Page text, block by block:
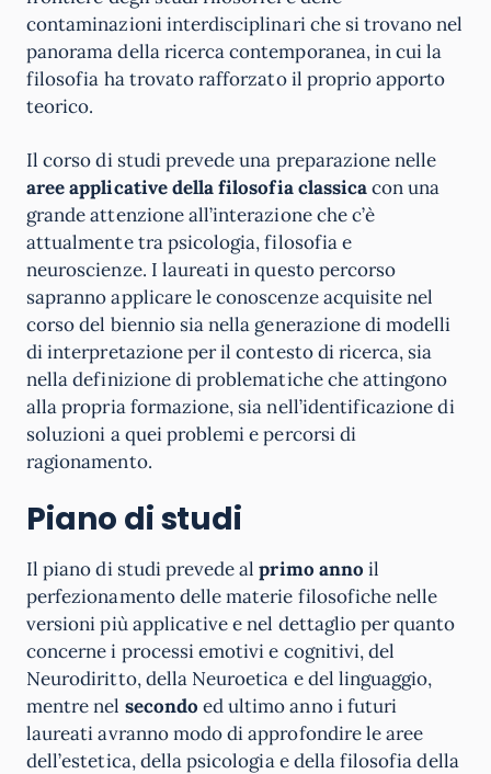
contaminazioni interdisciplinari che si trovano nel
panorama della ricerca contemporanea, in cui la
filosofia ha trovato rafforzato il proprio apporto
teorico.
Il corso di studi prevede una preparazione nelle
aree applicative della filosofia classicacon una
grande attenzione all’interazione che c’è
attualmente tra psicologia, filosofia e
neuroscienze. I laureati in questo percorso
sapranno applicare le conoscenze acquisite nel
corso del biennio sia nella generazione di modelli
di interpretazione per il contesto di ricerca, sia
nella definizione di problematiche che attingono
alla propria formazione, sia nell’identificazione di
soluzioni a quei problemi e percorsi di
ragionamento.
Piano di studi
Il piano di studi prevede alprimo anno il
perfezionamento delle materie filosofiche nelle
versioni più applicative e nel dettaglio per quanto
concerne i processi emotivi e cognitivi, del
Neurodiritto, della Neuroetica e del linguaggio,
mentre nel secondo ed ultimo anno i futuri
laureati avranno modo di approfondire le aree
dell’estetica, della psicologia e della filosofia della